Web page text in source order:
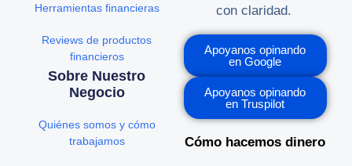
con claridad.
Apoyanos opinando
en Google
Apoyanos opinando
en Truspilot
Cómo hacemos dinero
Herramientas financieras
Reviews de productos
financieros
Sobre Nuestro
Negocio
Quiénes somos y cómo
trabajamos